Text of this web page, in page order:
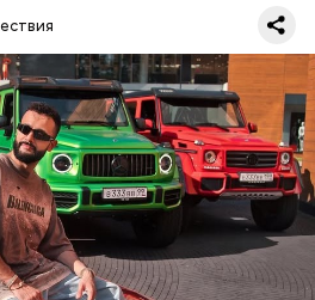
объявило в
блогера Гусейна Гасанова.
уголовное дело о
преступных
размере. В тот же день
ДЕНЬГИ
МВД